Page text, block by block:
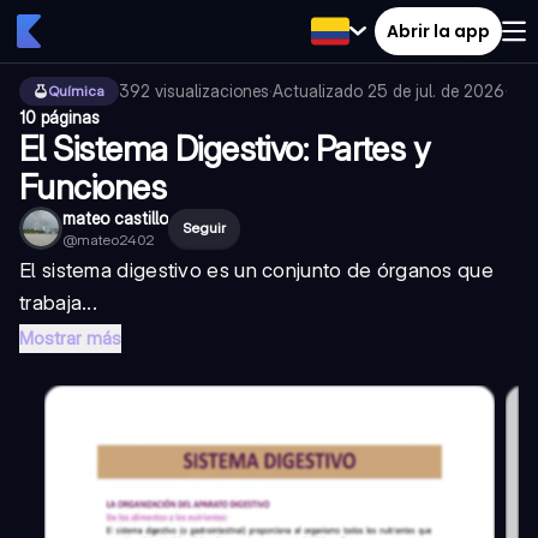
Abrir la app
Química 392 visualizaciones·Actualizado 25 de jul. de 2026·
10 páginas
El Sistema Digestivo: Partes y
Funciones
mateo castillo
@mateo2402
Seguir
El sistema digestivo es un conjunto de órganos que
trabaja...
Mostrar más